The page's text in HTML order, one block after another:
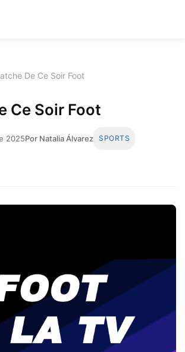
De Ce Soir Foot
Ce Soir Foot
2025Por Natalia Álvarez SPORTS